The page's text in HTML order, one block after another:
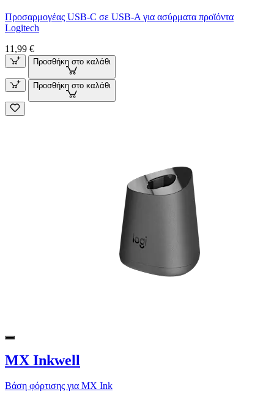
Προσαρμογέας USB-C σε USB-A για ασύρματα προϊόντα
Logitech
11,99 €
Προσθήκη στο καλάθι
Προσθήκη στο καλάθι
MX Inkwell
Βάση φόρτισης για MX Ink